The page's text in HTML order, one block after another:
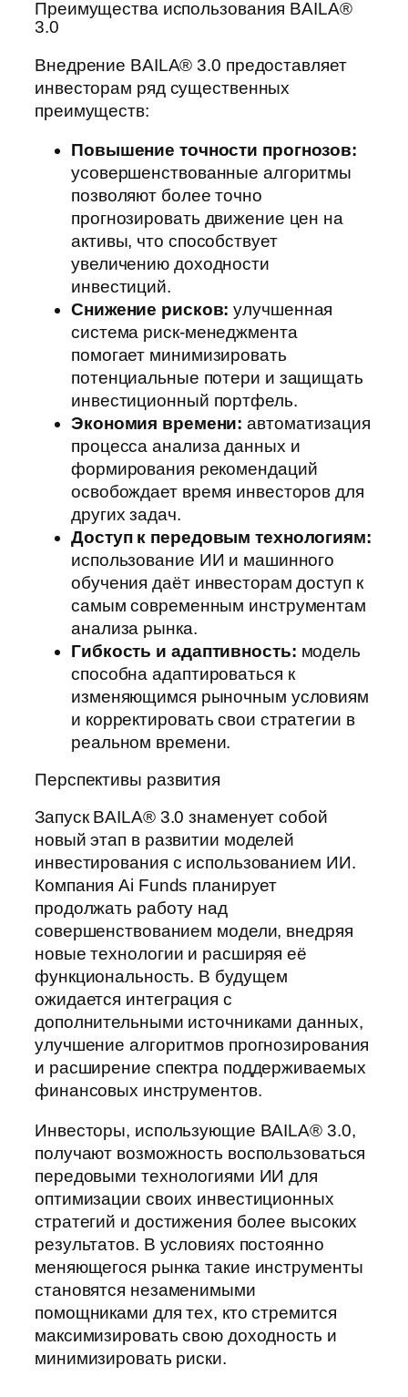
Преимущества использования BAILA®
3.0
Внедрение BAILA® 3.0 предоставляет
инвесторам ряд существенных
преимуществ:
Повышение точности прогнозов:
усовершенствованные алгоритмы
позволяют более точно
прогнозировать движение цен на
активы, что способствует
увеличению доходности
инвестиций.
Снижение рисков: улучшенная
система риск-менеджмента
помогает минимизировать
потенциальные потери и защищать
инвестиционный портфель.
Экономия времени: автоматизация
процесса анализа данных и
формирования рекомендаций
освобождает время инвесторов для
других задач.
Доступ к передовым технологиям:
использование ИИ и машинного
обучения даёт инвесторам доступ к
самым современным инструментам
анализа рынка.
Гибкость и адаптивность: модель
способна адаптироваться к
изменяющимся рыночным условиям
и корректировать свои стратегии в
реальном времени.
Перспективы развития
Запуск BAILA® 3.0 знаменует собой
новый этап в развитии моделей
инвестирования с использованием ИИ.
Компания Ai Funds планирует
продолжать работу над
совершенствованием модели, внедряя
новые технологии и расширяя её
функциональность. В будущем
ожидается интеграция с
дополнительными источниками данных,
улучшение алгоритмов прогнозирования
и расширение спектра поддерживаемых
финансовых инструментов.
Инвесторы, использующие BAILA® 3.0,
получают возможность воспользоваться
передовыми технологиями ИИ для
оптимизации своих инвестиционных
стратегий и достижения более высоких
результатов. В условиях постоянно
меняющегося рынка такие инструменты
становятся незаменимыми
помощниками для тех, кто стремится
максимизировать свою доходность и
минимизировать риски.